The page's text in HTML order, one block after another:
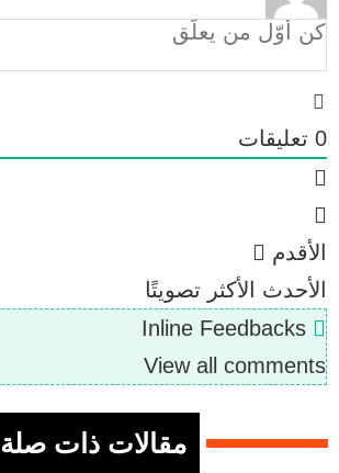
0 تعليقات
الأقدم
الأحدث
الأكثر تصويتًا
View all comments
مقالات ذات صلة